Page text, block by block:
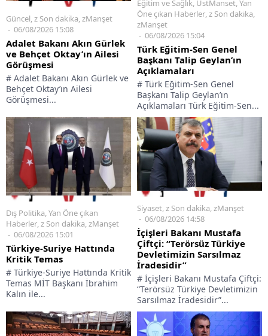
Güncel,z Son dakika,zManşet
06/08/2026 15:08
Adalet Bakanı Akın Gürlek
ve Behçet Oktay’ın Ailesi
Görüşmesi
# Adalet Bakanı Akın Gürlek ve
Behçet Oktay’ın Ailesi
Görüşmesi...
Eğitim ve Sağlık ÜstManset Yan
Öne çıkan Haberler z Son dakika
zManşet
06/08/2026 15:04
Türk Eğitim-Sen Genel
Başkanı Talip Geylan’ın
Açıklamaları
# Türk Eğitim-Sen Genel
Başkanı Talip Geylan’ın
Açıklamaları Türk Eğitim-Sen...
Dış Politika,Yan Öne çıkan
Haberler,z Son dakika,zManşet
06/08/2026 15:01
Türkiye-Suriye Hattında
Kritik Temas
# Türkiye-Suriye Hattında Kritik
Temas MİT Başkanı İbrahim
Kalın ile...
Siyaset,z Son dakika,zManşet
06/08/2026 14:58
İçişleri Bakanı Mustafa
Çiftçi: “Terörsüz Türkiye
Devletimizin Sarsılmaz
İradesidir”
# İçişleri Bakanı Mustafa Çiftçi:
“Terörsüz Türkiye Devletimizin
Sarsılmaz İradesidir”...